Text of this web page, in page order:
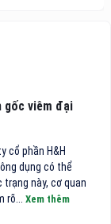
gốc viêm đại
cổ phần H&H
dụng có thể
này, cơ quan
Xem thêm